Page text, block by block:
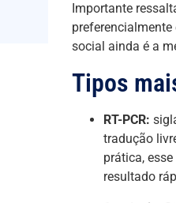
Importante
social ainda é a
Tipos
RT-PCR:
tradução
prática,
resultado